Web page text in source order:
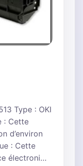
Type : OKI
: Cette
d’environ
: Cette
électroni…